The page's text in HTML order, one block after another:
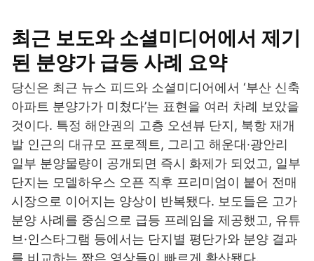
최근 보도와 소셜미디어에서 제기
된 분양가 급등 사례 요약
당신은 최근 뉴스 피드와 소셜미디어에서 ‘부산 신축
아파트 분양가가 미쳤다’는 표현을 여러 차례 보았을
것이다. 특정 해안권의 고층 오션뷰 단지, 북항 재개
발 인근의 대규모 프로젝트, 그리고 해운대·광안리
일부 분양물량이 공개되면 즉시 화제가 되었고, 일부
단지는 모델하우스 오픈 직후 프리미엄이 붙어 전매
시장으로 이어지는 양상이 반복됐다. 보도들은 고가
분양 사례를 중심으로 급등 프레임을 제공했고, 유튜
브·인스타그램 등에서는 단지별 평단가와 분양 결과
를 비교하는 짧은 영상들이 빠르게 확산됐다.